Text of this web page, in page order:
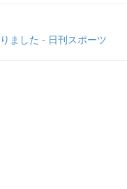
ました - 日刊スポーツ